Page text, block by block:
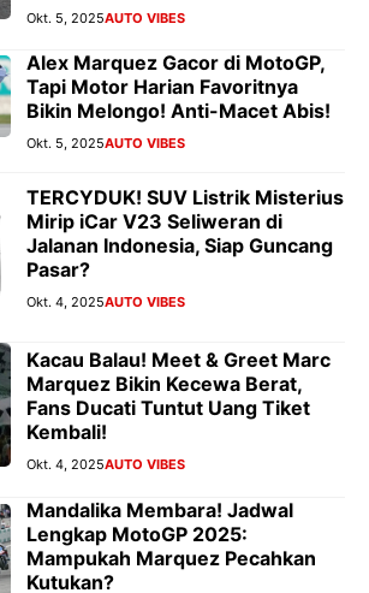
Okt. 5, 2025AUTO VIBES
Alex Marquez Gacor di MotoGP,
Tapi Motor Harian Favoritnya
Bikin Melongo! Anti-Macet Abis!
Okt. 5, 2025AUTO VIBES
TERCYDUK! SUV Listrik Misterius
Mirip iCar V23 Seliweran di
Jalanan Indonesia, Siap Guncang
Pasar?
Okt. 4, 2025AUTO VIBES
Kacau Balau! Meet & Greet Marc
Marquez Bikin Kecewa Berat,
Fans Ducati Tuntut Uang Tiket
Kembali!
Okt. 4, 2025AUTO VIBES
Mandalika Membara! Jadwal
Lengkap MotoGP 2025:
Mampukah Marquez Pecahkan
Kutukan?